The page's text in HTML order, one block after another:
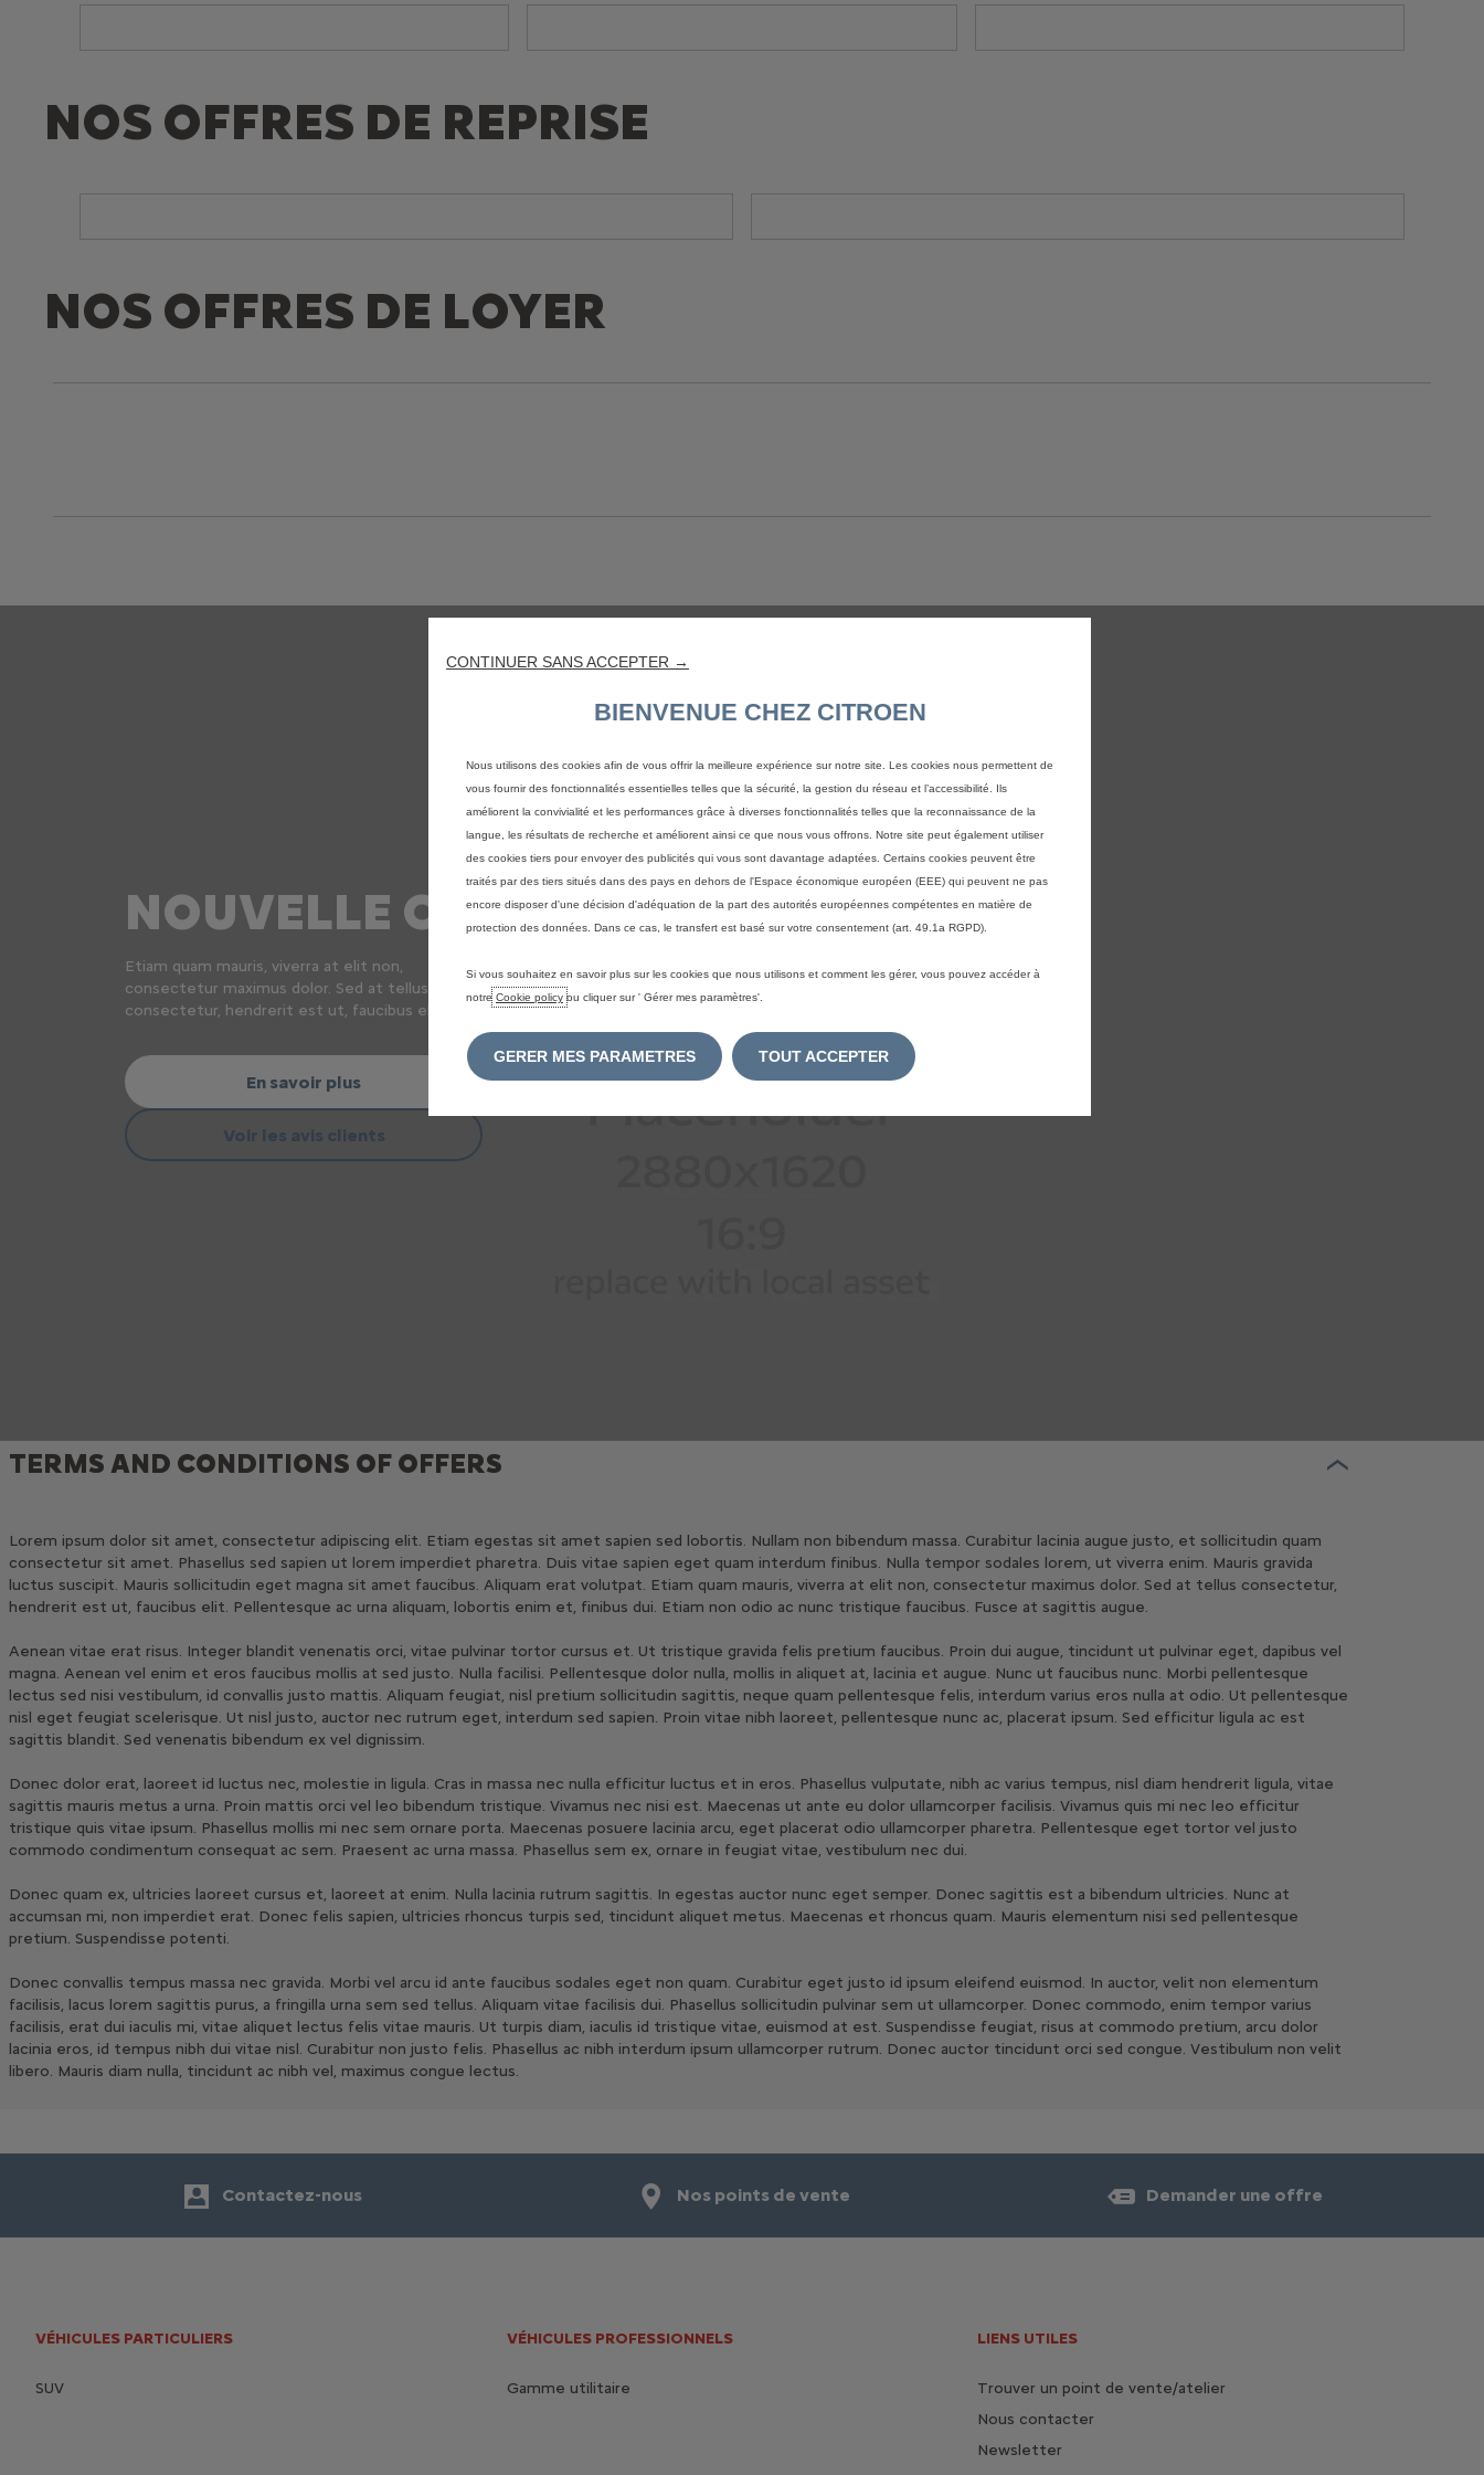
NOS OFFRES DE REPRISE
NOS OFFRES DE LOYER
NOUVELLE C3
Etiam quam mauris, viverra at elit non,
consectetur maximus dolor. Sed at tellus
consectetur, hendrerit est ut, faucibus elit.
En savoir plus
Voir les avis clients
TERMS AND CONDITIONS OF OFFERS
Lorem ipsum dolor sit amet, consectetur adipiscing elit. Etiam egestas sit amet sapien sed lobortis. Nullam non bibendum massa. Curabitur lacinia augue justo, et sollicitudin quam
consectetur sit amet. Phasellus sed sapien ut lorem imperdiet pharetra. Duis vitae sapien eget quam interdum finibus. Nulla tempor sodales lorem, ut viverra enim. Mauris gravida
luctus suscipit. Mauris sollicitudin eget magna sit amet faucibus. Aliquam erat volutpat. Etiam quam mauris, viverra at elit non, consectetur maximus dolor. Sed at tellus consectetur,
hendrerit est ut, faucibus elit. Pellentesque ac urna aliquam, lobortis enim et, finibus dui. Etiam non odio ac nunc tristique faucibus. Fusce at sagittis augue.
Aenean vitae erat risus. Integer blandit venenatis orci, vitae pulvinar tortor cursus et. Ut tristique gravida felis pretium faucibus. Proin dui augue, tincidunt ut pulvinar eget, dapibus vel
magna. Aenean vel enim et eros faucibus mollis at sed justo. Nulla facilisi. Pellentesque dolor nulla, mollis in aliquet at, lacinia et augue. Nunc ut faucibus nunc. Morbi pellentesque
lectus sed nisi vestibulum, id convallis justo mattis. Aliquam feugiat, nisl pretium sollicitudin sagittis, neque quam pellentesque felis, interdum varius eros nulla at odio. Ut pellentesque
nisl eget feugiat scelerisque. Ut nisl justo, auctor nec rutrum eget, interdum sed sapien. Proin vitae nibh laoreet, pellentesque nunc ac, placerat ipsum. Sed efficitur ligula ac est
sagittis blandit. Sed venenatis bibendum ex vel dignissim.
Donec dolor erat, laoreet id luctus nec, molestie in ligula. Cras in massa nec nulla efficitur luctus et in eros. Phasellus vulputate, nibh ac varius tempus, nisl diam hendrerit ligula, vitae
sagittis mauris metus a urna. Proin mattis orci vel leo bibendum tristique. Vivamus nec nisi est. Maecenas ut ante eu dolor ullamcorper facilisis. Vivamus quis mi nec leo efficitur
tristique quis vitae ipsum. Phasellus mollis mi nec sem ornare porta. Maecenas posuere lacinia arcu, eget placerat odio ullamcorper pharetra. Pellentesque eget tortor vel justo
commodo condimentum consequat ac sem. Praesent ac urna massa. Phasellus sem ex, ornare in feugiat vitae, vestibulum nec dui.
Donec quam ex, ultricies laoreet cursus et, laoreet at enim. Nulla lacinia rutrum sagittis. In egestas auctor nunc eget semper. Donec sagittis est a bibendum ultricies. Nunc at
accumsan mi, non imperdiet erat. Donec felis sapien, ultricies rhoncus turpis sed, tincidunt aliquet metus. Maecenas et rhoncus quam. Mauris elementum nisi sed pellentesque
pretium. Suspendisse potenti.
Donec convallis tempus massa nec gravida. Morbi vel arcu id ante faucibus sodales eget non quam. Curabitur eget justo id ipsum eleifend euismod. In auctor, velit non elementum
facilisis, lacus lorem sagittis purus, a fringilla urna sem sed tellus. Aliquam vitae facilisis dui. Phasellus sollicitudin pulvinar sem ut ullamcorper. Donec commodo, enim tempor varius
facilisis, erat dui iaculis mi, vitae aliquet lectus felis vitae mauris. Ut turpis diam, iaculis id tristique vitae, euismod at est. Suspendisse feugiat, risus at commodo pretium, arcu dolor
lacinia eros, id tempus nibh dui vitae nisl. Curabitur non justo felis. Phasellus ac nibh interdum ipsum ullamcorper rutrum. Donec auctor tincidunt orci sed congue. Vestibulum non velit
libero. Mauris diam nulla, tincidunt ac nibh vel, maximus congue lectus.
Contactez-nous Nos points de vente Demander une offre
VÉHICULES PARTICULIERS
SUV
VÉHICULES PROFESSIONNELS
Gamme utilitaire
LIENS UTILES
Trouver un point de vente/atelier
Nous contacter
Newsletter
CONTINUER SANS ACCEPTER →
BIENVENUE CHEZ CITROEN
Nous utilisons des cookies afin de vous offrir la meilleure expérience sur notre site. Les cookies nous permettent de
vous fournir des fonctionnalités essentielles telles que la sécurité, la gestion du réseau et l’accessibilité. Ils
améliorent la convivialité et les performances grâce à diverses fonctionnalités telles que la reconnaissance de la
langue, les résultats de recherche et améliorent ainsi ce que nous vous offrons. Notre site peut également utiliser
des cookies tiers pour envoyer des publicités qui vous sont davantage adaptées. Certains cookies peuvent être
traités par des tiers situés dans des pays en dehors de l'Espace économique européen (EEE) qui peuvent ne pas
encore disposer d'une décision d'adéquation de la part des autorités européennes compétentes en matière de
protection des données. Dans ce cas, le transfert est basé sur votre consentement (art. 49.1a RGPD).
Si vous souhaitez en savoir plus sur les cookies que nous utilisons et comment les gérer, vous pouvez accéder à
notre Cookie policy ou cliquer sur ' Gérer mes paramètres'.
GERER MES PARAMETRES TOUT ACCEPTER